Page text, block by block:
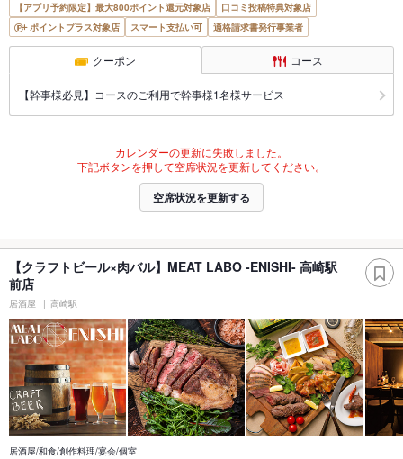
【アプリ予約限定】最大800ポイント還元対象店
口コミ投稿特典対象店
ポイントプラス対象店
スマート支払い可 適格請求書発行事業者
クーポン コース
【幹事様必見】コースのご利用で幹事様1名様サービス
カレンダーの更新に失敗しました。
下記ボタンを押して空席状況を更新してください。
空席状況を更新する
【クラフトビール×肉バル】MEAT LABO -ENISHI- 高崎駅
前店
居酒屋 高崎駅
居酒屋/和食/創作料理/宴会/個室